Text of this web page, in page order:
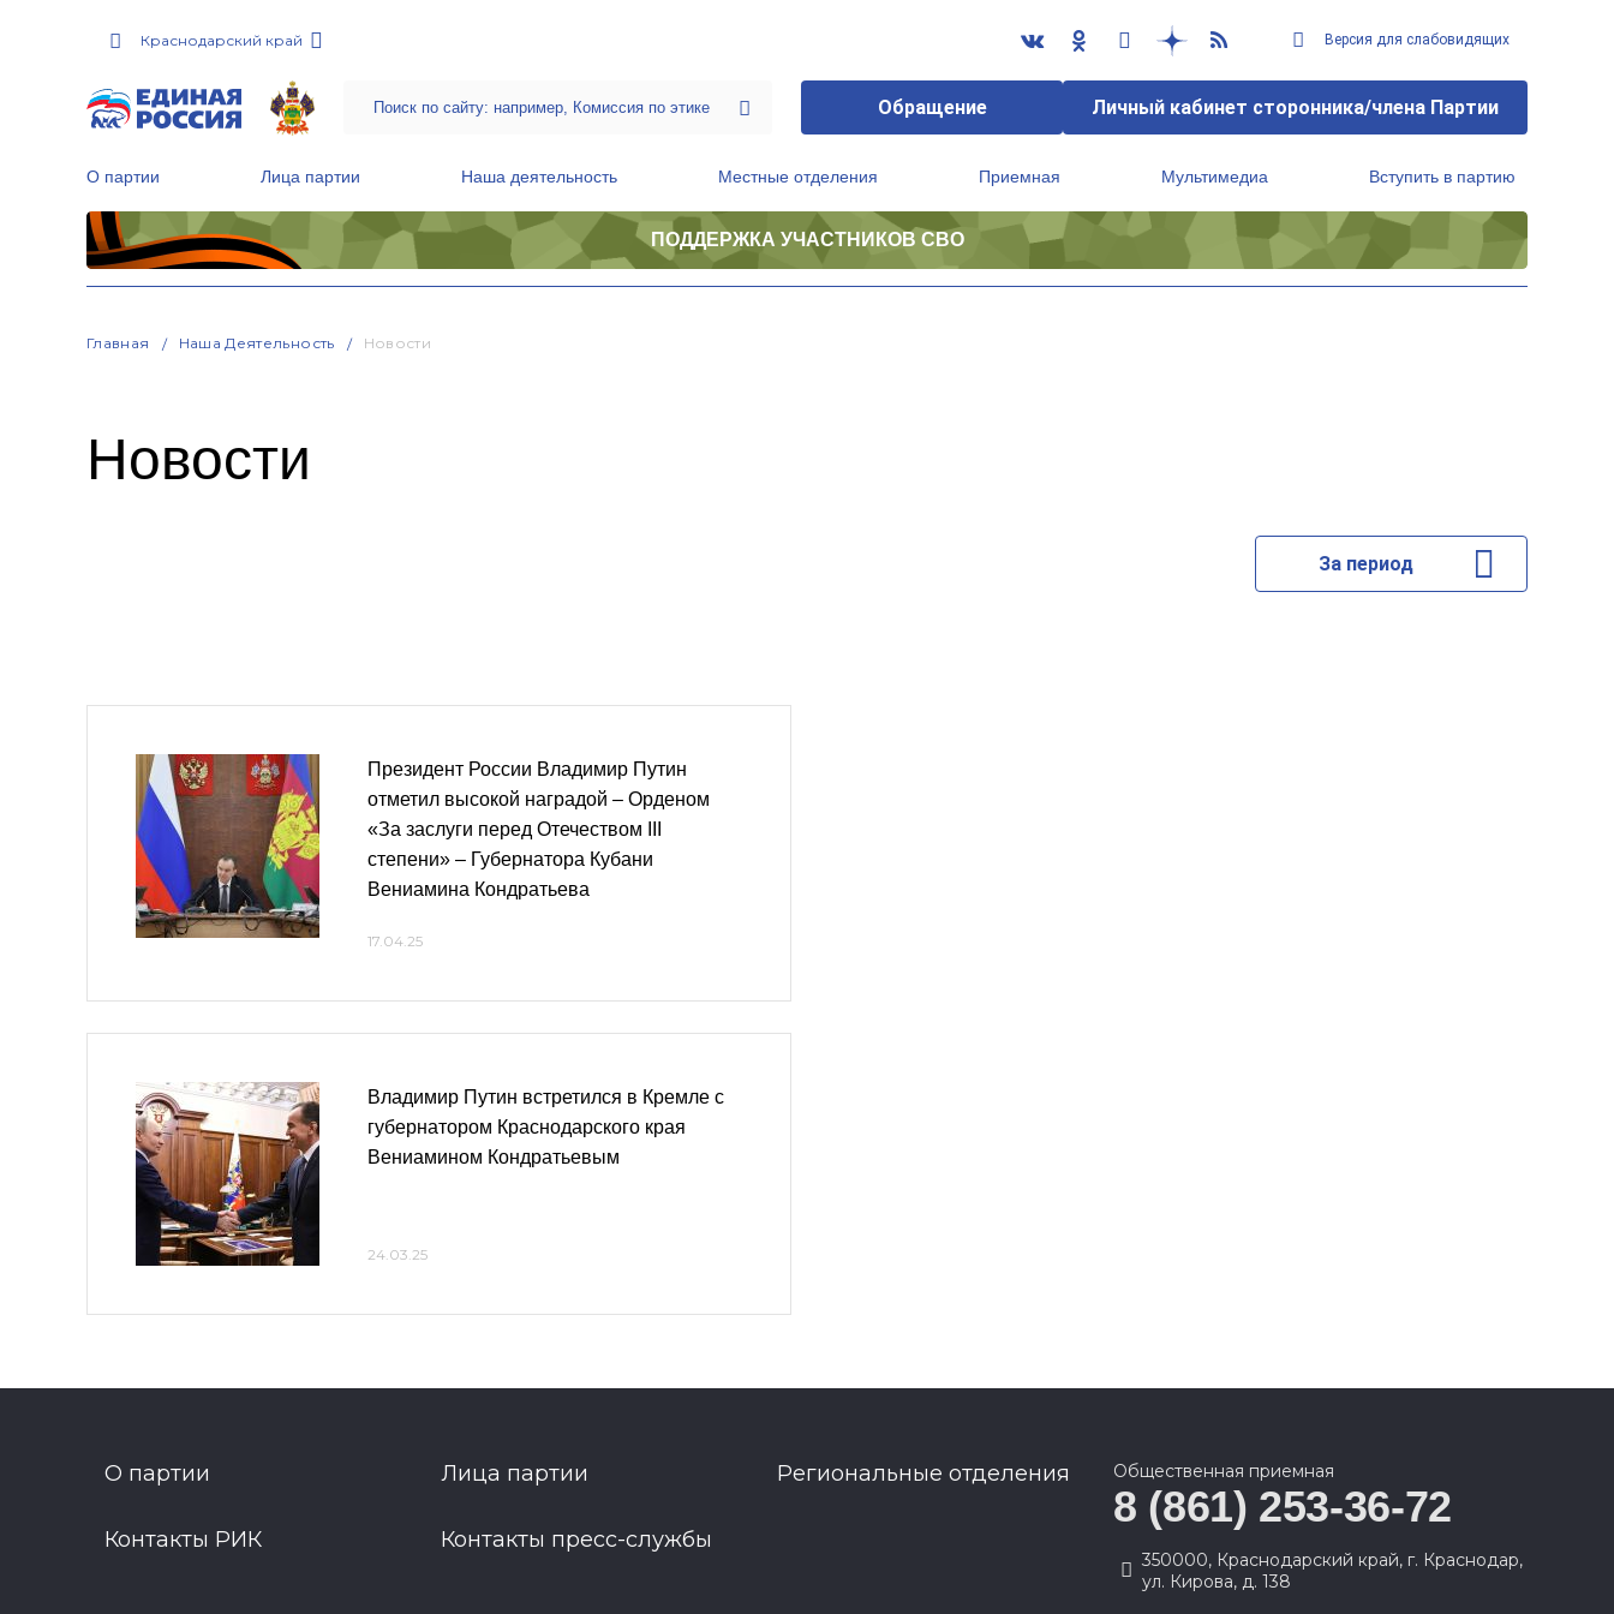
Краснодарский край Версия для слабовидящих
Обращение Личный кабинет сторонника/члена Партии
О партии Лица партии Наша деятельность Местные отделения Приемная Мультимедиа Вступить в партию
ПОДДЕРЖКА УЧАСТНИКОВ СВО
Главная Наша Деятельность Новости
Новости
За период
Президент России Владимир Путин
отметил высокой наградой – Орденом
«За заслуги перед Отечеством III
степени» – Губернатора Кубани
Вениамина Кондратьева
17.04.25
Владимир Путин встретился в Кремле с
губернатором Краснодарского края
Вениамином Кондратьевым
24.03.25
О партии Лица партии Региональные отделения
Контакты РИК Контакты пресс-службы
Общественная приемная
8 (861) 253-36-72
350000, Краснодарский край, г. Краснодар,
ул. Кирова, д. 138